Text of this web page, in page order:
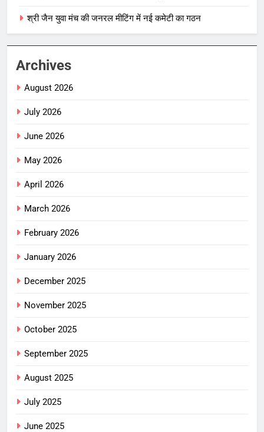
श्री जैन युवा मंच की जनरल मीटिंग में नई कमेटी का गठन
Archives
August 2026
July 2026
June 2026
May 2026
April 2026
March 2026
February 2026
January 2026
December 2025
November 2025
October 2025
September 2025
August 2025
July 2025
June 2025